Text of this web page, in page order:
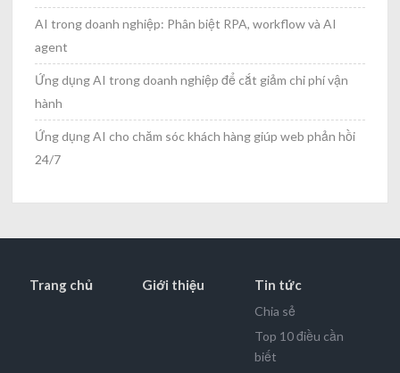
AI trong doanh nghiệp: Phân biệt RPA, workflow và AI
agent
Ứng dụng AI trong doanh nghiệp để cắt giảm chi phí vận
hành
Ứng dụng AI cho chăm sóc khách hàng giúp web phản hồi
24/7
Trang chủ Giới thiệu Tin tức
Chia sẻ
Top 10 điều cần
biết